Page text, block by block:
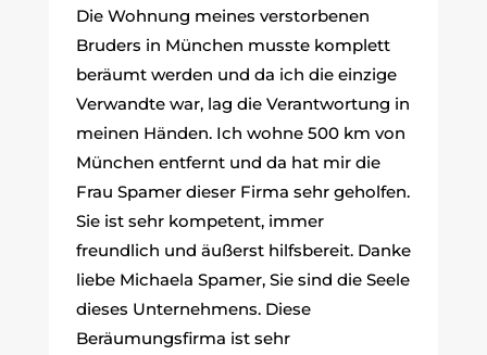
Die Wohnung meines verstorbenen
Bruders in München musste komplett
beräumt werden und da ich die einzige
Verwandte war, lag die Verantwortung in
meinen Händen. Ich wohne 500 km von
München entfernt und da hat mir die
Frau Spamer dieser Firma sehr geholfen.
Sie ist sehr kompetent, immer
freundlich und äußerst hilfsbereit. Danke
liebe Michaela Spamer, Sie sind die Seele
dieses Unternehmens. Diese
Beräumungsfirma ist sehr